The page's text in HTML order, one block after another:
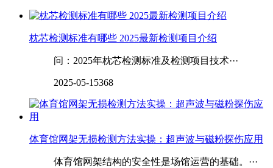
枕芯检测标准有哪些 2025最新检测项目介绍
问：2025年枕芯检测标准及检测项目技术···
2025-05-15368
体育馆网架无损检测方法实操：超声波与磁粉探伤应用
体育馆网架结构的安全性是场馆运营的基础。···